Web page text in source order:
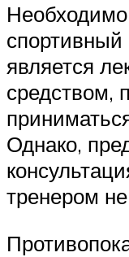
является
средством,
Однако,
тренером